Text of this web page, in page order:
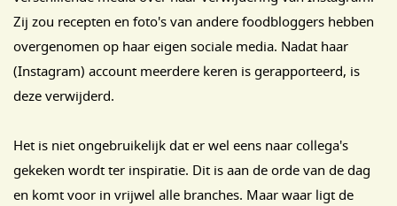
Zij zou recepten en foto's van andere foodbloggers hebben
overgenomen op haar eigen sociale media. Nadat haar
(Instagram) account meerdere keren is gerapporteerd, is
deze verwijderd.
Het is niet ongebruikelijk dat er wel eens naar collega's
gekeken wordt ter inspiratie. Dit is aan de orde van de dag
en komt voor in vrijwel alle branches. Maar waar ligt de